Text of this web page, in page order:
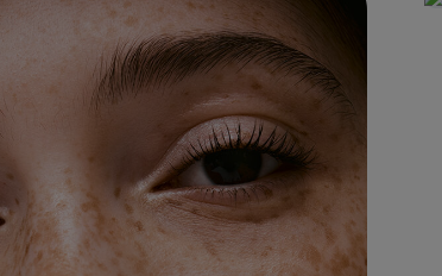
Cetaphil® Optimal
Hydration
Cetaphil® SUN
Cetaphil® SA Sanftes
Peeling
Cetaphil® Gallic-AOX
Power™ Seren